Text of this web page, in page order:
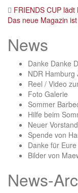
Post
FRIENDS CUP
Das neue Magazin
News
Danke Danke
NDR Hamburg
Reel / Video
Foto Galerie
Sommer
Hilfe beim
Neuer Vorstand
Spende von
Danke für Eure
Bilder von
News-